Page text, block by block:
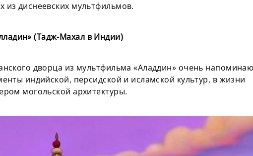
из диснеевских мультфильмов.
(Тадж-Махал в Индии)
дворца из мультфильма «Аладдин» очень
индийской, персидской и исламской культур, в жизни
могольской архитектуры.